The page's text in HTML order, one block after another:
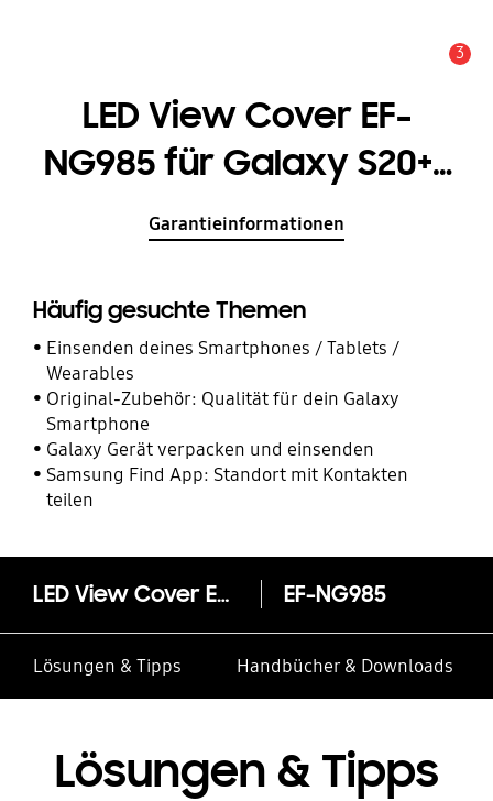
3
LED View Cover EF-
NG985 für Galaxy S20+ |
S20+ 5G
Garantieinformationen
Häufig gesuchte Themen
Einsenden deines Smartphones / Tablets /
Wearables
Original-Zubehör: Qualität für dein Galaxy
Smartphone
Galaxy Gerät verpacken und einsenden
Samsung Find App: Standort mit Kontakten
teilen
LED View Cover EF-NG985 für Galaxy S20+ | S20+ 5G EF-NG985
Lösungen & Tipps Handbücher & Downloads
Lösungen & Tipps